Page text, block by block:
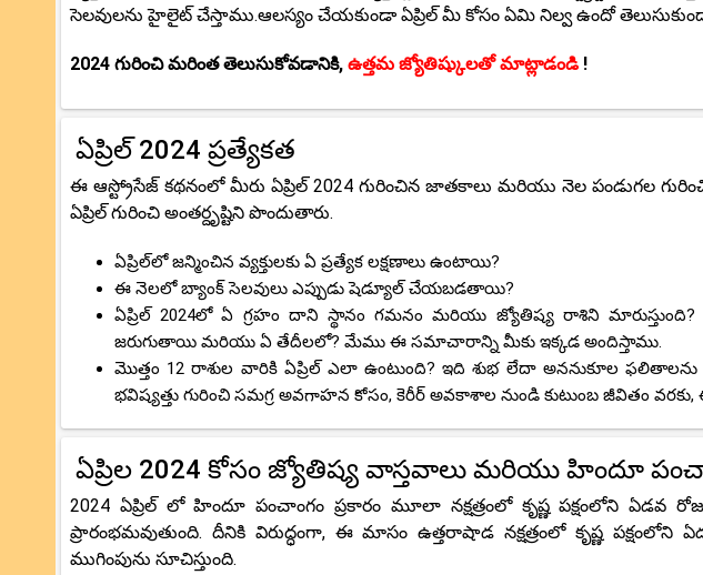
సెలవులను హైలైట్ చేస్తాము.ఆలస్యం చేయకుండా ఏప్రిల్ మీ కోసం ఏమి నిల్వ ఉందో
2024 గురించి మరింత తెలుసుకోవడానికి, ఉత్తమ జ్యోతిష్కులతో మాట్లాడండి !
ఏప్రిల్ 2024 ప్రత్యేకత
ఈ ఆస్ట్రోసేజ్ కథనంలో మీరు ఏప్రిల్ 2024 గురించిన జాతకాలు మరియు నెల పండుగల
ఏప్రిల్ గురించి అంతర్దృష్టిని పొందుతారు.
ఏప్రిల్‌లో జన్మించిన వ్యక్తులకు ఏ ప్రత్యేక లక్షణాలు ఉంటాయి?
ఈ నెలలో బ్యాంక్ సెలవులు ఎప్పుడు షెడ్యూల్ చేయబడతాయి?
ఏప్రిల్ 2024లో ఏ గ్రహం దాని స్థానం గమనం మరియు జ్యోతిష్య రాశిని మారుస్తుంది?
జరుగుతాయి మరియు ఏ తేదీలలో? మేము ఈ సమాచారాన్ని మీకు ఇక్కడ అందిస్తాము.
మొత్తం 12 రాశుల వారికి ఏప్రిల్ ఎలా ఉంటుంది? ఇది శుభ లేదా అననుకూల ఫలితాలను
భవిష్యత్తు గురించి సమగ్ర అవగాహన కోసం, కెరీర్ అవకాశాల నుండి కుటుంబ జీవితం
ఏప్రిల 2024 కోసం జ్యోతిష్య వాస్తవాలు మరియు హిందూ
2024 ఏప్రిల్ లో హిందూ పంచాంగం ప్రకారం మూలా నక్షత్రంలో కృష్ణ పక్షంలోని ఏడవ
ప్రారంభమవుతుంది. దీనికి విరుద్ధంగా, ఈ మాసం ఉత్తరాషాడ నక్షత్రంలో కృష్ణ పక్షంలోని
ముగింపును సూచిస్తుంది.